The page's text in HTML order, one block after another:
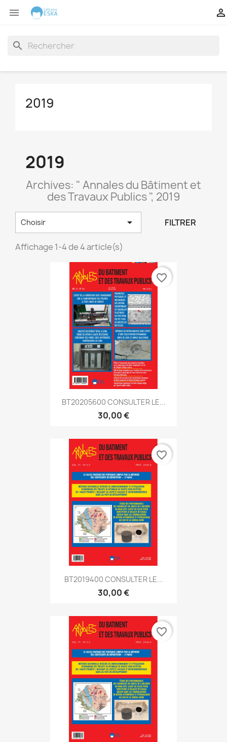
 
search
2019
2019
Archives: " Annales du Bâtiment et
des Travaux Publics ", 2019
Choisir  FILTRER
Affichage 1-4 de 4 article(s)
BT20205600 CONSULTER LE...
30,00 €
favorite_border
BT2019400 CONSULTER LE...
30,00 €
favorite_border
favorite_border